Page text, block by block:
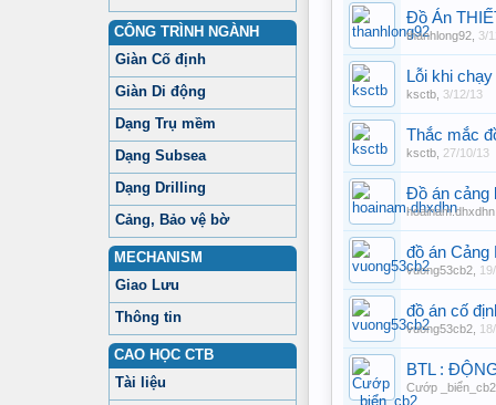
CÔNG TRÌNH NGÀNH
Giàn Cố định
Giàn Di động
Dạng Trụ mềm
Dạng Subsea
Dạng Drilling
Cảng, Bảo vệ bờ
MECHANISM
Giao Lưu
Thông tin
CAO HỌC CTB
Tài liệu
Đồ Án
thanhlong92 3/
Lỗi khi
ksctb 3/12/13
Thắc mắc
ksctb 27/10/13
Đồ án cảng
hoainam.dhxdhn
đồ án Cảng
vuong53cb2
đồ án cố
vuong53cb2
BTL :
Cướp _biển_cb2